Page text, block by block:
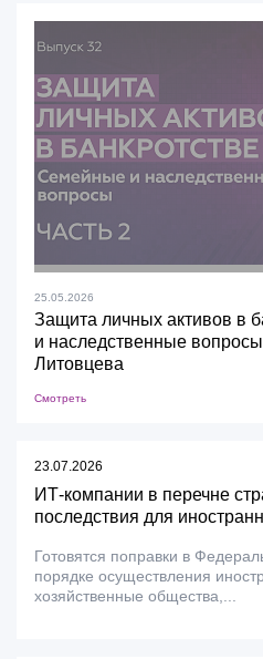
25.05.2026
Защита личных активов в
и наследственные
Литовцева
Смотреть
23.07.2026
ИТ-компании в перечне
последствия для
Готовятся поправки в
порядке осуществления
хозяйственные общества,...